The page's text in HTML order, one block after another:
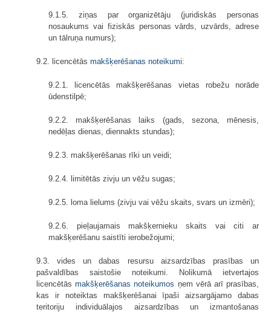
9.1.5. ziņas par organizētāju (juridiskās personas
nosaukums vai fiziskās personas vārds, uzvārds, adrese
un tālruņa numurs);
9.2. licencētās makšķerēšanas noteikumi:
9.2.1. licencētās makšķerēšanas vietas robežu norāde
ūdenstilpē;
9.2.2. makšķerēšanas laiks (gads, sezona, mēnesis,
nedēļas dienas, diennakts stundas);
9.2.3. makšķerēšanas rīki un veidi;
9.2.4. limitētās zivju un vēžu sugas;
9.2.5. loma lielums (zivju vai vēžu skaits, svars un izmēri);
9.2.6. pieļaujamais makšķernieku skaits vai citi ar
makšķerēšanu saistīti ierobežojumi;
9.3. vides un dabas resursu aizsardzības prasības un
pašvaldības saistošie noteikumi. Nolikumā ietvertajos
licencētāsmakšķerēšanas noteikumos ņem vērā arī prasības,
kas ir noteiktas makšķerēšanai īpaši aizsargājamo dabas
teritoriju individuālajos aizsardzības un izmantošanas